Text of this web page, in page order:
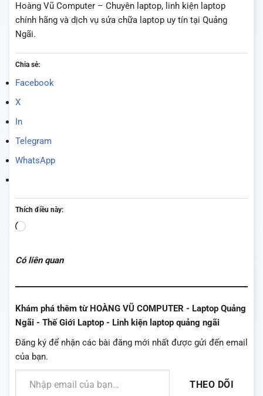
Hoàng Vũ Computer – Chuyên laptop, linh kiện laptop
chính hãng và dịch vụ sửa chữa laptop uy tín tại Quảng
Ngãi.
Chia sẻ:
Facebook
X
In
Telegram
WhatsApp
Thích điều này:
Đang
Có liên quan
Khám phá thêm từ HOÀNG VŨ COMPUTER - Laptop Quảng
Ngãi - Thế Giới Laptop - Linh kiện laptop quảng ngãi
Đăng ký để nhận các bài đăng mới nhất được gửi đến email
của bạn.
Nhập email của bạn…
THEO DÕI